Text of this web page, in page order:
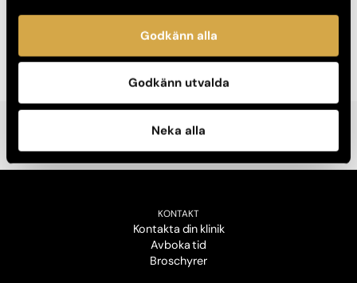
Godkänn alla
Godkänn utvalda
Neka alla
ellercelluliterhar vi kunskapen, erfarenheten och de tekniska
möjligheterna för att kunna hjälpa dig. Vi utför även
hudanalyser och utformar hemvårdsprogram med våra
hudvårdsprodukter.
KONTAKT
Kontakta din klinik
Avboka tid
Broschyrer